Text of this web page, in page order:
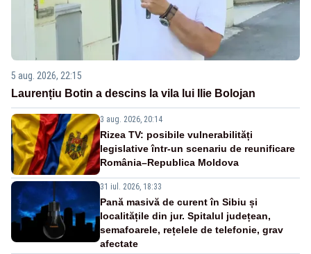
5 aug. 2026, 22:15
Laurențiu Botin a descins la vila lui Ilie Bolojan
3 aug. 2026, 20:14
Rizea TV: posibile vulnerabilități
legislative într-un scenariu de reunificare
România–Republica Moldova
31 iul. 2026, 18:33
Pană masivă de curent în Sibiu și
localitățile din jur. Spitalul județean,
semafoarele, rețelele de telefonie, grav
afectate